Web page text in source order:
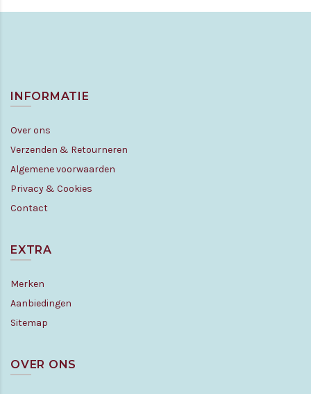
INFORMATIE
Over ons
Verzenden & Retourneren
Algemene voorwaarden
Privacy & Cookies
Contact
EXTRA
Merken
Aanbiedingen
Sitemap
OVER ONS